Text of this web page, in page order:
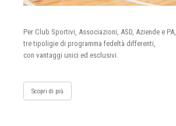
Per Club Sportivi, Associazioni, ASD, Aziende e PA,
tre tipoligie di programma fedeltà differenti,
con vantaggi unici ed esclusivi.
Scopri di più